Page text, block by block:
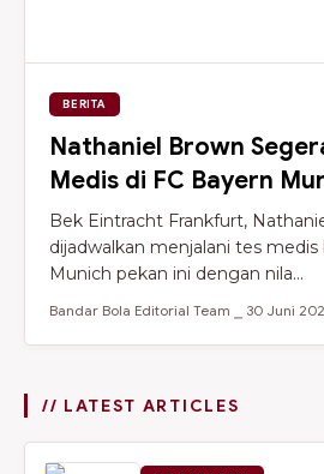
BERITA
Nathaniel Brown
Medis di FC Bayern
Bek Eintracht Frankfurt,
dijadwalkan menjalani tes medis
Munich pekan ini dengan nila...
Bandar Bola Editorial Team ⎯ 30 Juni
// LATEST ARTICLES